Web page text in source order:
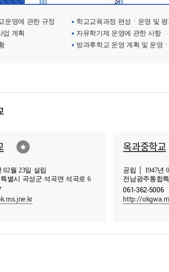
운영에 관한 규정 학교교육과정 편성ㆍ운영 및 평가에 관한
업 계획
자유학기제 운영에 관한 사항
방과후학교 운영 계획 및 운영ㆍ지원
02월 23일 설립
별시 곡성군 석곡면 석곡로 6
옥과중학교
공립 │ 1947년
전남광주통합
061-362-5006
http://